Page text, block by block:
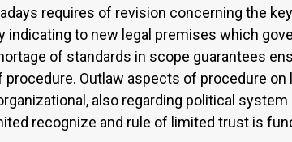
requires of revision concerning the
indicating to new legal premises which
of standards in scope guarantees
Outlaw aspects of procedure on
also regarding political system
recognize and rule of limited trust is